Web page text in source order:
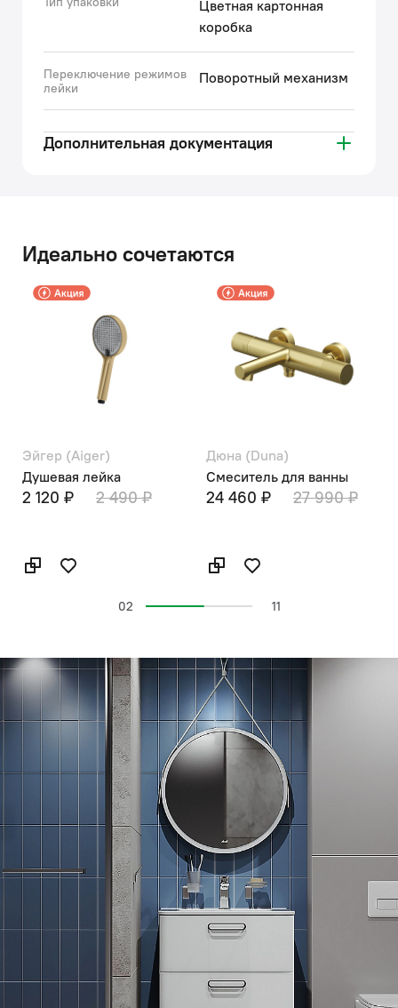
Цветная картонная
коробка
Переключение режимов
лейки
Поворотный механизм
Дополнительная документация
Идеально сочетаются
Эйгер (Aiger)
Душевая лейка
2 120 ₽ 2 490 ₽
Дюна (Duna)
Смеситель для ванны
24 460 ₽ 27 990 ₽
02 11